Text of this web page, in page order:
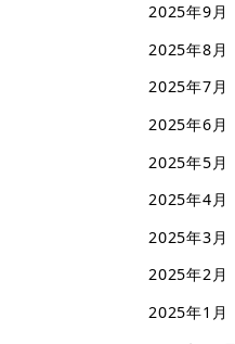
2025年9月
2025年8月
2025年7月
2025年6月
2025年5月
2025年4月
2025年3月
2025年2月
2025年1月